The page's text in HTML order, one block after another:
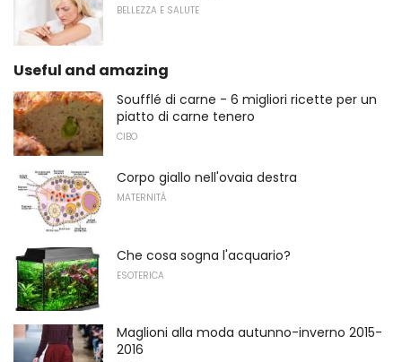
BELLEZZA E SALUTE
Useful and amazing
Soufflé di carne - 6 migliori ricette per un
piatto di carne tenero
CIBO
Corpo giallo nell'ovaia destra
MATERNITÀ
Che cosa sogna l'acquario?
ESOTERICA
Maglioni alla moda autunno-inverno 2015-
2016